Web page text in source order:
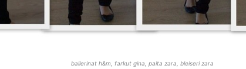
ballerinat h&m, farkut gina, paita zara, bleiseri zara